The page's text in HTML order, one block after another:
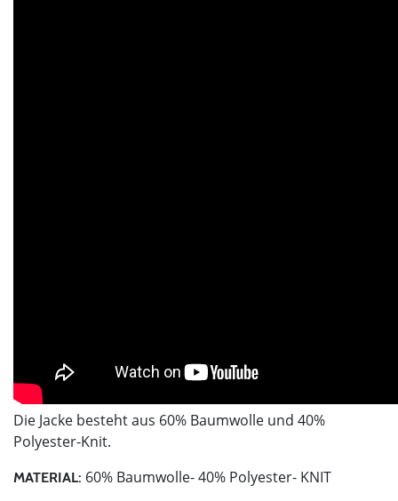
Die Jacke besteht aus 60% Baumwolle und 40%
Polyester-Knit.
MATERIAL: 60% Baumwolle- 40% Polyester- KNIT